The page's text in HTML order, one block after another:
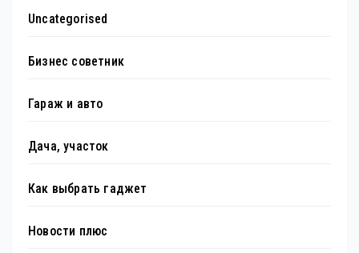
Uncategorised
Бизнес советник
Гараж и авто
Дача, участок
Как выбрать гаджет
Новости плюс